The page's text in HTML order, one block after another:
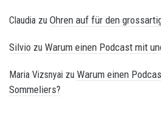
Claudia zu Ohren auf für den
Silvio zu Warum einen Podcast mit
Maria Vizsnyai zu Warum einen
Sommeliers?